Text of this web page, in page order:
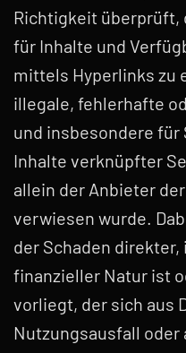
Richtigkeit überprüft,
für Inhalte und
mittels Hyperlinks zu
illegale, fehlerhafte
und insbesondere für
Inhalte verknüpfter
allein der Anbieter
verwiesen wurde.
der Schaden
finanzieller Natur ist
vorliegt, der sich aus
Nutzungsausfall oder